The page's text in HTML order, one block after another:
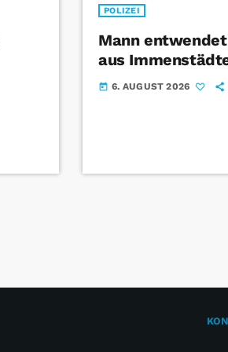
POLIZEI
Mann
aus
today 6. AUGUST 2026